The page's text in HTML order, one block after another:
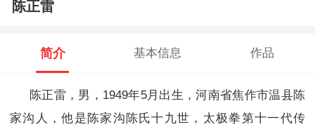
陈正雷
简介 基本信息 作品
陈正雷，男，1949年5月出生，河南省焦作市温县陈
家沟人，他是陈家沟陈氏十九世，太极拳第十一代传